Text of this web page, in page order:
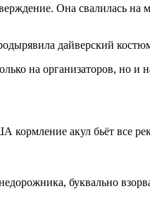
Она свалилась на
дайверский
на организаторов, но
акул бьёт все
буквально